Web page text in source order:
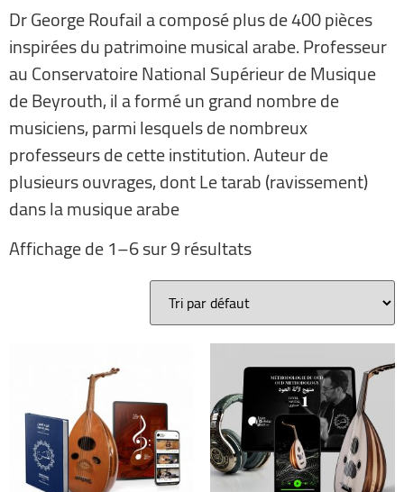
Dr George Roufail a composé plus de 400 pièces
inspirées du patrimoine musical arabe. Professeur
au Conservatoire National Supérieur de Musique
de Beyrouth, il a formé un grand nombre de
musiciens, parmi lesquels de nombreux
professeurs de cette institution. Auteur de
plusieurs ouvrages, dont Le tarab (ravissement)
dans la musique arabe
Affichage de 1–6 sur 9 résultats